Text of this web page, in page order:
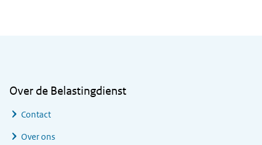
Over de Belastingdienst
Contact
Over ons